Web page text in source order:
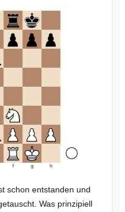
f g h
schon entstanden und
Was prinzipiell